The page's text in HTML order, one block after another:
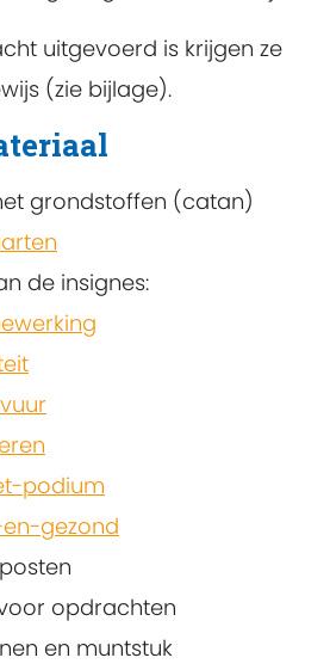
uitgevoerd is krijgen ze
(zie bijlage).
grondstoffen (catan)
de insignes:
podium
gezond
opdrachten
en muntstuk